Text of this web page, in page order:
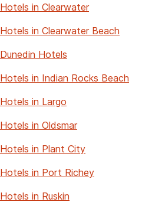
Hotels in Clearwater
Hotels in Clearwater Beach
Dunedin Hotels
Hotels in Indian Rocks Beach
Hotels in Largo
Hotels in Oldsmar
Hotels in Plant City
Hotels in Port Richey
Hotels in Ruskin